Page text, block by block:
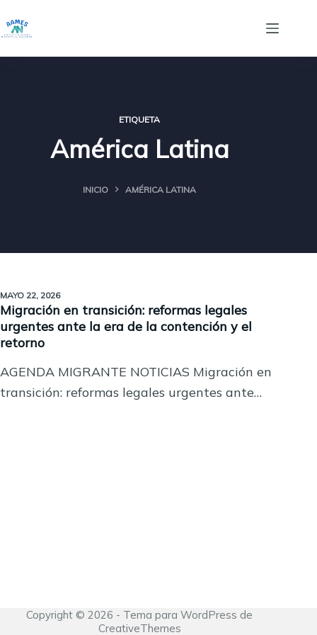
al
ETIQUETA
América Latina
INICIO AMÉRICA LATINA
MAYO 22, 2026
Migración en transición: reformas legales
urgentes ante la era de la contención y el
retorno
AGENDA MIGRANTE NOTICIAS Migración en
transición: reformas legales urgentes ante…
Copyright © 2026 - Tema para WordPress de
CreativeThemes